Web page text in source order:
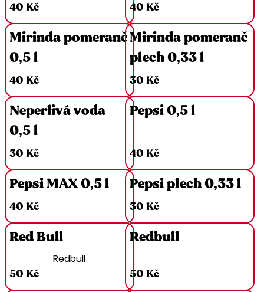
40 Kč 40 Kč
Mirinda pomeranč
0,5 l
40 Kč
Mirinda pomeranč
plech 0,33 l
30 Kč
Neperlivá voda
0,5 l
30 Kč
Pepsi 0,5 l
40 Kč
Pepsi MAX 0,5 l
40 Kč
Pepsi plech 0,33 l
30 Kč
Red Bull
Redbull
50 Kč
Redbull
50 Kč